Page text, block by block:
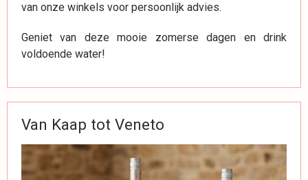
van onze winkels voor persoonlijk advies.
Geniet van deze mooie zomerse dagen en drink
voldoende water!
Van Kaap tot Veneto